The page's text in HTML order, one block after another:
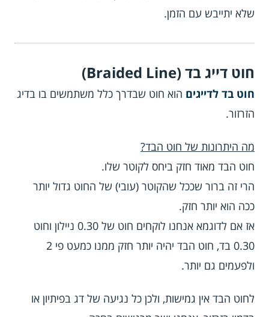
שלא יתייבש עם הזמן.
חוט דייג בד (Braided Line)
חוט בד לדייגים הוא חוט שבדרך כלל משתמשים בו בדיג
הזרזור.
מה היתרונות של חוט הבד?
חוט הבד מאוד חזק ביחס לקוטר שלו.
הרי זה ברור שככל שהקוטר (עובי) של החוט גדול יותר
ככה הוא יותר חזק.
אז אם לדוגמא אנחנו לוקחים חוט של 0.30 ניילון וחוט
0.30 בד, חוט הבד יהיה יותר חזק ממנו כמעט פי 2
ולפעמים גם יותר.
לחוט הבד אין גמישות, ולכן כל נגיעה של דג בפיתיון או